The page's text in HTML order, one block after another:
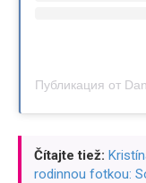
Čítajte tiež:
rodinnou fotkou: